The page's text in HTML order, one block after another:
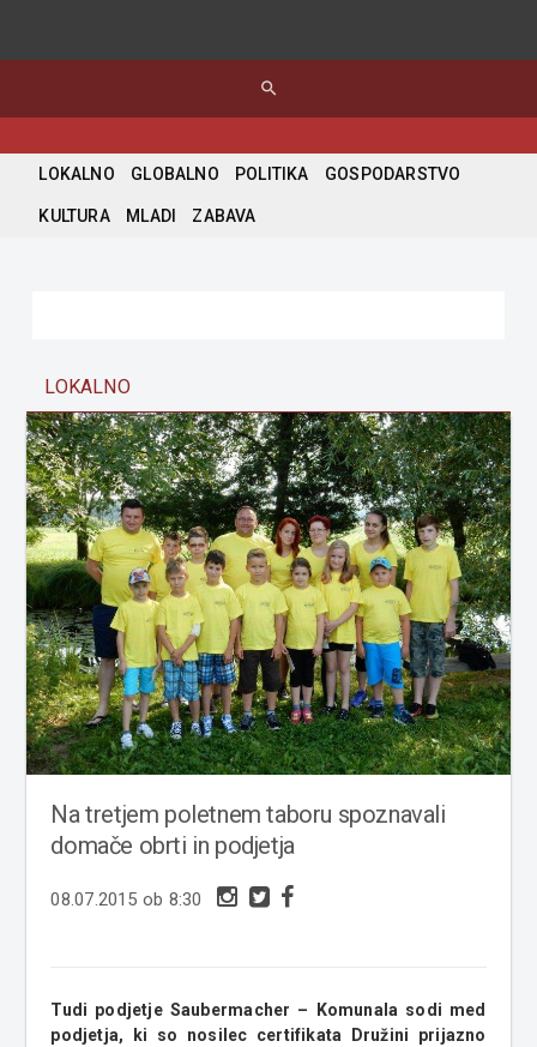
search
LOKALNO GLOBALNO POLITIKA GOSPODARSTVO
KULTURA MLADI ZABAVA
LOKALNO
Na tretjem poletnem taboru spoznavali
domače obrti in podjetja
08.07.2015 ob 8:30
Tudi podjetje Saubermacher – Komunala sodi med
podjetja, ki so nosilec certifikata Družini prijazno